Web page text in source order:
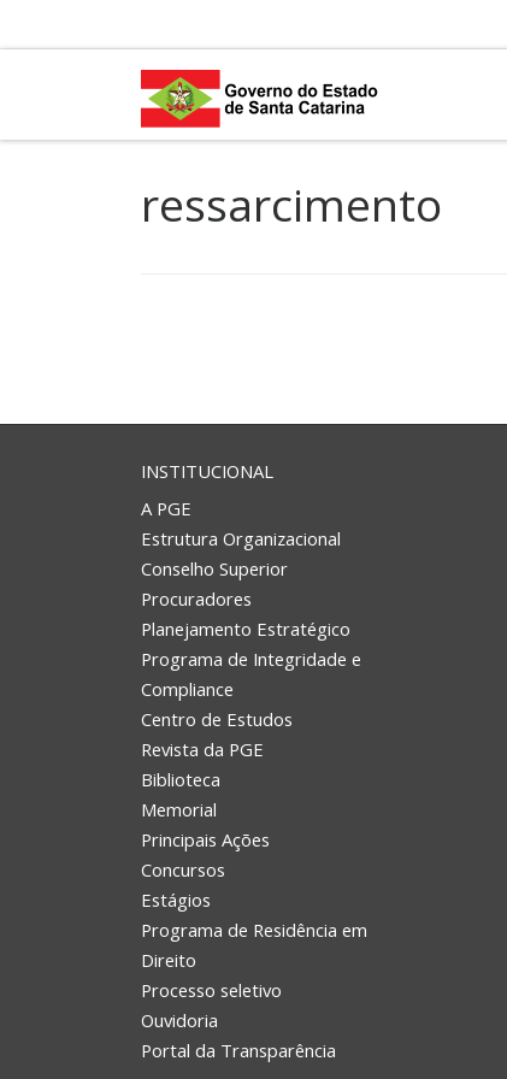
ressarcimento
INSTITUCIONAL
A PGE
Estrutura Organizacional
Conselho Superior
Procuradores
Planejamento Estratégico
Programa de Integridade e
Compliance
Centro de Estudos
Revista da PGE
Biblioteca
Memorial
Principais Ações
Concursos
Estágios
Programa de Residência em
Direito
Processo seletivo
Ouvidoria
Portal da Transparência